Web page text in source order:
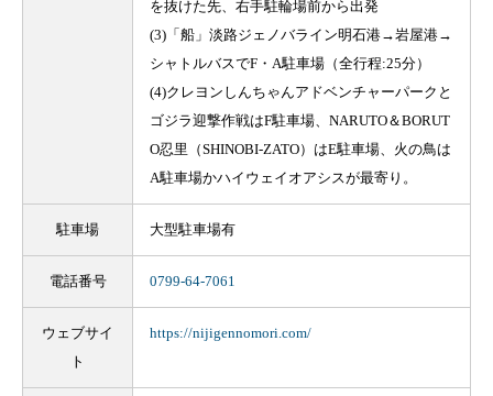
を抜けた先、右手駐輪場前から出発
(3)「船」淡路ジェノバライン明石港→岩屋港→
シャトルバスでF・A駐車場（全行程:25分）
(4)クレヨンしんちゃんアドベンチャーパークと
ゴジラ迎撃作戦はF駐車場、NARUTO＆BORUT
O忍里（SHINOBI-ZATO）はE駐車場、火の鳥は
A駐車場かハイウェイオアシスが最寄り。
駐車場 大型駐車場有
電話番号 0799-64-7061
ウェブサイ
ト
https://nijigennomori.com/